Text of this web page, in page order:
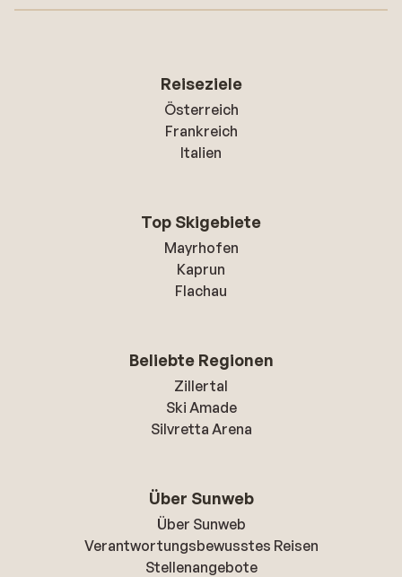
Reiseziele
Österreich
Frankreich
Italien
Top Skigebiete
Mayrhofen
Kaprun
Flachau
Beliebte Regionen
Zillertal
Ski Amade
Silvretta Arena
Über Sunweb
Über Sunweb
Verantwortungsbewusstes Reisen
Stellenangebote